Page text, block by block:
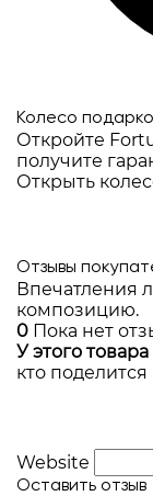
Колесо
Откройте
получите
Открыть
Отзывы
Впечатления
композицию.
0 Пока нет
У этого
кто
Website
Оставить отзыв